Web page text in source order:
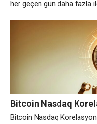
her geçen gün daha fazla
PumpSwap, büyük bir
Dune’a göre, PumpSwap
sonra 1 milyar dolarlık
Bitcoin Nasdaq
Ayı BTC Fiyat
Bitcoin Nasdaq